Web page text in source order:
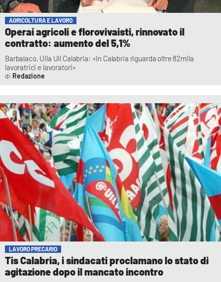
AGRICOLTURA E LAVORO
Operai agricoli e florovivaisti, rinnovato il
contratto: aumento del 5,1%
Barbalaco, Uila Uil Calabria: «In Calabria riguarda oltre 82mila
lavoratrici e lavoratori»
Redazione
LAVORO PRECARIO
Tis Calabria, i sindacati proclamano lo stato di
agitazione dopo il mancato incontro